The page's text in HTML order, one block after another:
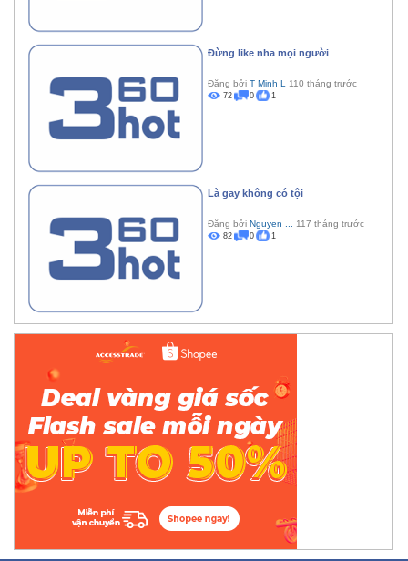
Đừng like nha mọi người
Đăng bởi T Minh L 110 tháng trước
72 0 1
Là gay không có tội
Đăng bởi Nguyen ... 117 tháng trước
82 0 1